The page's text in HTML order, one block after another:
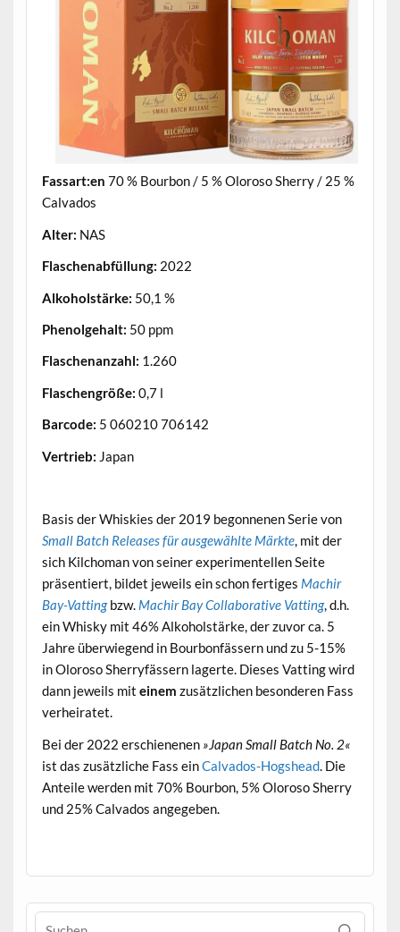
Fassart:en 70 % Bourbon / 5 % Oloroso Sherry / 25 %
Calvados
Alter: NAS
Flaschenabfüllung: 2022
Alkoholstärke: 50,1 %
Phenolgehalt: 50 ppm
Flaschenanzahl: 1.260
Flaschengröße: 0,7 l
Barcode: 5 060210 706142
Vertrieb: Japan
Basis der Whiskies der 2019 begonnenen Serie von
Small Batch Releases für ausgewählte Märkte, mit der
sich Kilchoman von seiner experimentellen Seite
präsentiert, bildet jeweils ein schon fertiges Machir
Bay-Vattingbzw. Machir Bay Collaborative Vatting, d.h.
ein Whisky mit 46% Alkoholstärke, der zuvor ca. 5
Jahre überwiegend in Bourbonfässern und zu 5-15%
in Oloroso Sherryfässern lagerte. Dieses Vatting wird
dann jeweils mit einem zusätzlichen besonderen Fass
verheiratet.
Bei der 2022 erschienenen »Japan Small Batch No. 2«
ist das zusätzliche Fass einCalvados-Hogshead. Die
Anteile werden mit 70% Bourbon, 5% Oloroso Sherry
und 25% Calvados angegeben.